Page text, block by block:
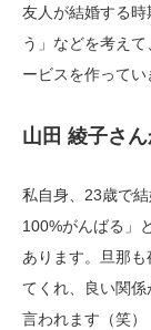
友人が結婚する
う」などを考え
ービスを作ってい
山田 綾子さ
私自身、23歳で
100%がんばる」
あります。旦那
てくれ、良い関
言われます（笑）